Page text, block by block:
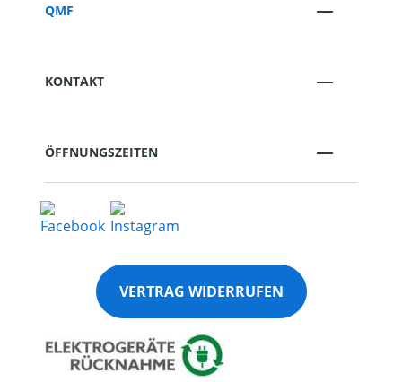
QMF
KONTAKT
ÖFFNUNGSZEITEN
VERTRAG WIDERRUFEN